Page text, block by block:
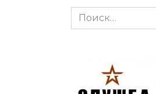
Search
for: